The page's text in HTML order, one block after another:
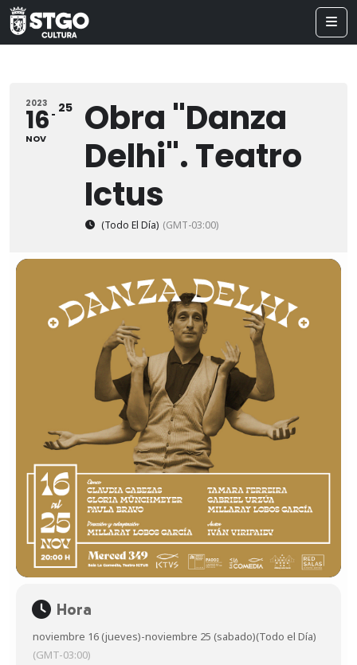
2023
16
NOV
25
Obra "Danza
Delhi". Teatro
Ictus
(Todo El Día) (GMT-03:00)
Hora
noviembre 16 (jueves)-noviembre 25 (sabado)(Todo el Día)
(GMT-03:00)